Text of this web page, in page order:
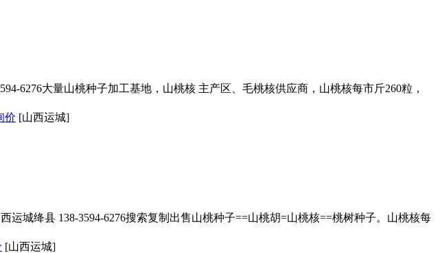
6276大量山桃种子加工基地，山桃核 主产区、毛桃核供应商，山桃核每市斤260粒，
价 [山西运城]
城绛县 138-3594-6276搜索复制出售山桃种子==山桃胡=山桃核==桃树种子。山桃核每
[山西运城]